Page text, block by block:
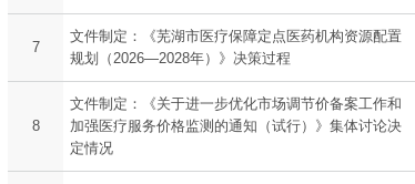
7
文件制定：《芜湖市医疗保障定点医药机构资源配置
规划（2026—2028年）》决策过程
8
文件制定：《关于进一步优化市场调节价备案工作和
加强医疗服务价格监测的通知（试行）》集体讨论决
定情况